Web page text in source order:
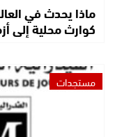
ماذا يحدث في
كوارث محلية إلى
مستجدات